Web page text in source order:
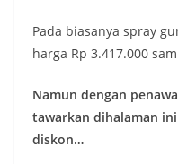
Pada biasanya spray
harga Rp 3.417.000
Namun dengan
tawarkan dihalaman
diskon…